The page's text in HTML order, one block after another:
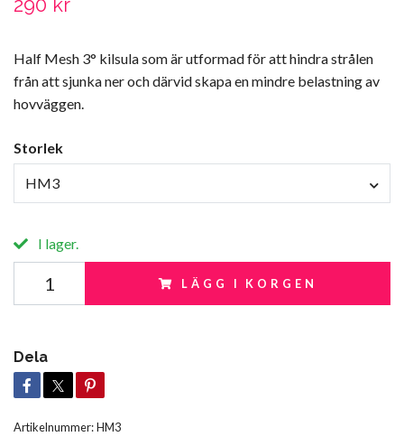
290 kr
Half Mesh 3° kilsula som är utformad för att hindra strålen
från att sjunka ner och därvid skapa en mindre belastning av
hovväggen.
Storlek
HM3
I lager.
LÄGG I KORGEN
Dela
Artikelnummer:HM3